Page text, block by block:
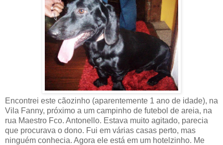
Encontrei este cãozinho (aparentemente 1 ano de idade), na
Vila Fanny, próximo a um campinho de futebol de areia, na
rua Maestro Fco. Antonello. Estava muito agitado, parecia
que procurava o dono. Fui em várias casas perto, mas
ninguém conhecia. Agora ele está em um hotelzinho. Me